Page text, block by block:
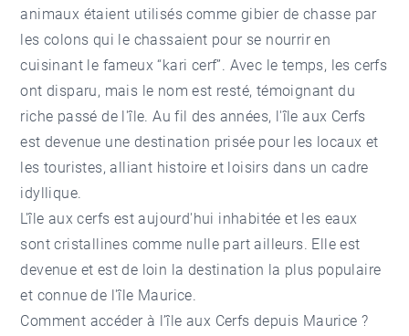
animaux étaient utilisés comme gibier de chasse par
les colons qui le chassaient pour se nourrir en
cuisinant le fameux “kari cerf”. Avec le temps, les cerfs
ont disparu, mais le nom est resté, témoignant du
riche passé de l'île. Au fil des années, l'île aux Cerfs
est devenue une destination prisée pour les locaux et
les touristes, alliant histoire et loisirs dans un cadre
idyllique.
L'île aux cerfs est aujourd'hui inhabitée et les eaux
sont cristallines comme nulle part ailleurs. Elle est
devenue et est de loin la destination la plus populaire
et connue de l'île Maurice.
Comment accéder à l’île aux Cerfs depuis Maurice ?